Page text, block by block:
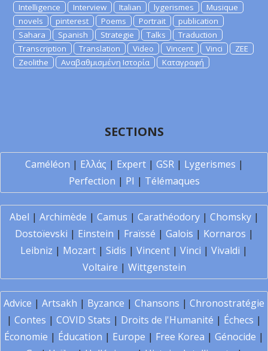
Intelligence
Interview Italian lygerismes
Musique
novels
pinterest Poems Portrait
publication
Sahara
Spanish Strategie Talks
Traduction
Transcription
Translation Video Vincent Vinci
ZEE
Zeolithe
Αναβαθμισμένη Ιστορία Καταγραφή
SECTIONS
Caméléon | Ελλάς | Expert| GSR| Lygerismes |
Perfection | PI | Télémaques
Abel | Archimède | Camus | Carathéodory| Chomsky|
Dostoïevski | Einstein | Fraïssé | Galois | Kornaros |
Leibniz | Mozart | Sidis | Vincent | Vinci | Vivaldi |
Voltaire | Wittgenstein
Advice | Artsakh | Byzance | Chansons | Chronostratégie
| Contes | COVID Stats | Droits de l'Humanité | Échecs |
Économie | Éducation | Europe | Free Korea | Génocide |